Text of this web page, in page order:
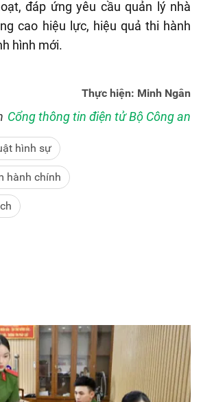
đáp ứng yêu cầu quản lý nhà
cao hiệu lực, hiệu quả thi hành
hình mới.
Thực hiện: Minh Ngân
Cổng thông tin điện tử Bộ Công an
hình sự
hành chính